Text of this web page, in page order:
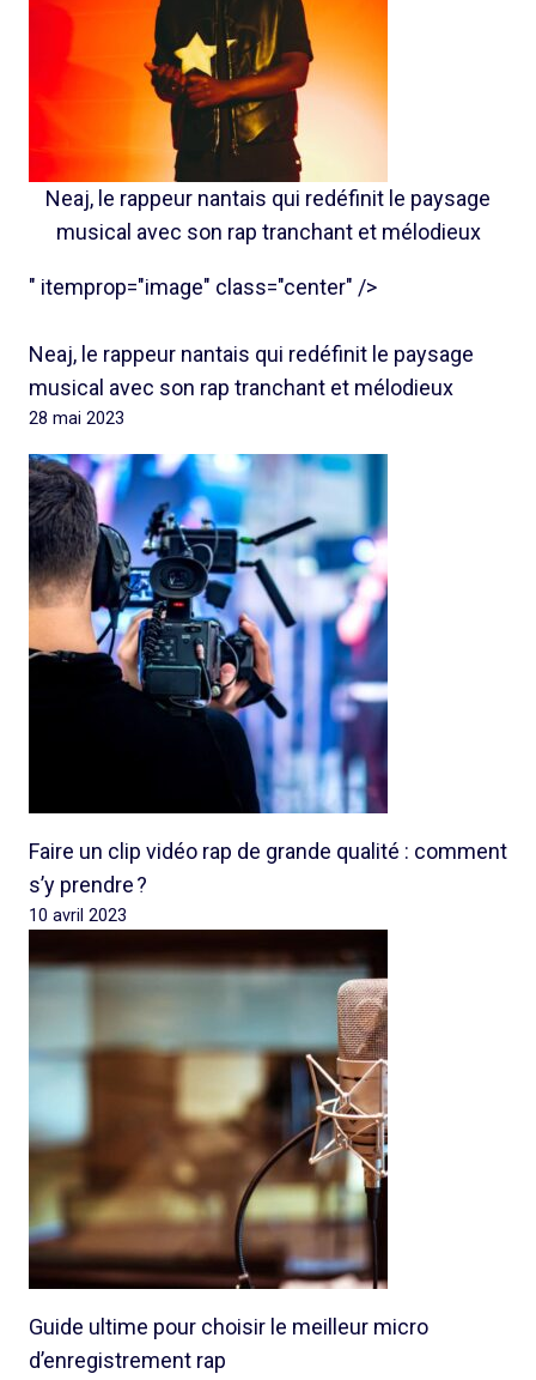
Neaj, le rappeur nantais qui redéfinit le paysage
musical avec son rap tranchant et mélodieux
" itemprop="image" class="center" />
Neaj, le rappeur nantais qui redéfinit le paysage
musical avec son rap tranchant et mélodieux
28 mai 2023
Faire un clip vidéo rap de grande qualité : comment
s’y prendre ?
10 avril 2023
Guide ultime pour choisir le meilleur micro
d’enregistrement rap